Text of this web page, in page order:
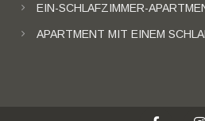
EIN-SCHLAFZIMMER-
APARTMENT MIT EINEM